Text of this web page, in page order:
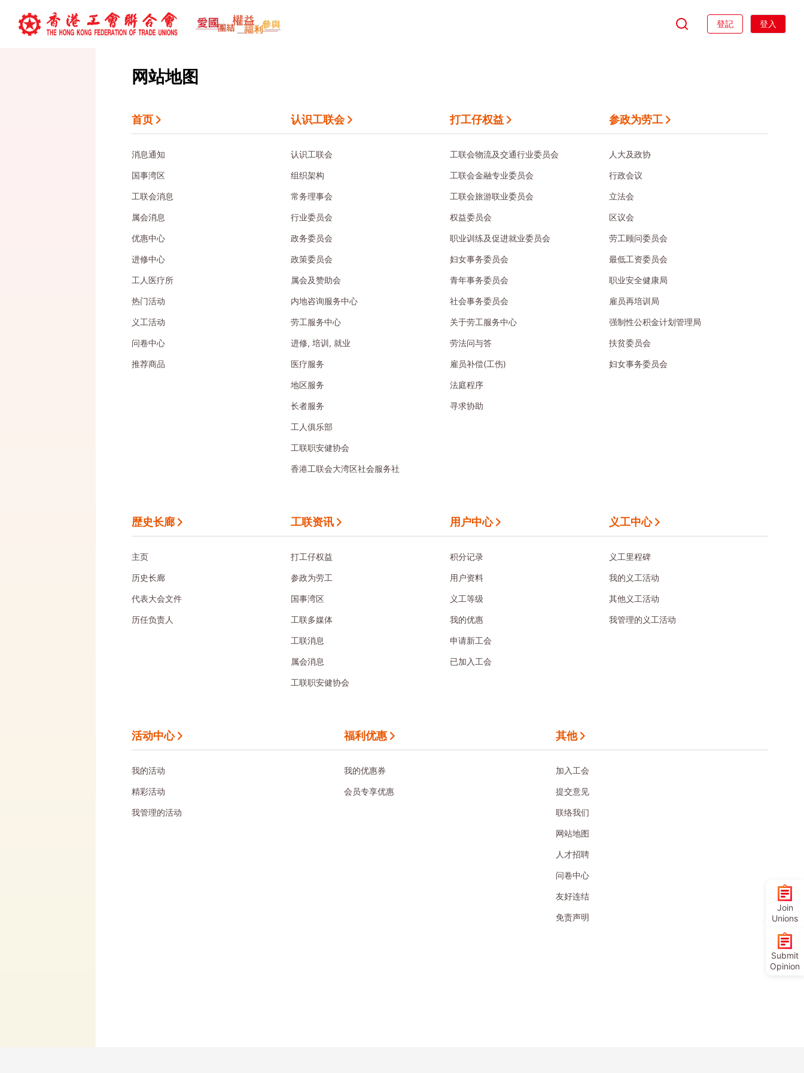
登記 登入
网站地图
首页
消息通知
国事湾区
工联会消息
属会消息
优惠中心
进修中心
工人医疗所
热门活动
义工活动
问卷中心
推荐商品
认识工联会
认识工联会
组织架构
常务理事会
行业委员会
政务委员会
政策委员会
属会及赞助会
内地咨询服务中心
劳工服务中心
进修, 培训, 就业
医疗服务
地区服务
长者服务
工人俱乐部
工联职安健协会
香港工联会大湾区社会服务社
打工仔权益
工联会物流及交通行业委员会
工联会金融专业委员会
工联会旅游联业委员会
权益委员会
职业训练及促进就业委员会
妇女事务委员会
青年事务委员会
社会事务委员会
关于劳工服务中心
劳法问与答
雇员补偿(工伤)
法庭程序
寻求协助
参政为劳工
人大及政协
行政会议
立法会
区议会
劳工顾问委员会
最低工资委员会
职业安全健康局
雇员再培训局
强制性公积金计划管理局
扶贫委员会
妇女事务委员会
歴史长廊
主页
历史长廊
代表大会文件
历任负责人
工联资讯
打工仔权益
参政为劳工
国事湾区
工联多媒体
工联消息
属会消息
工联职安健协会
用户中心
积分记录
用户资料
义工等级
我的优惠
申请新工会
已加入工会
义工中心
义工里程碑
我的义工活动
其他义工活动
我管理的义工活动
活动中心
我的活动
精彩活动
我管理的活动
福利优惠
我的优惠券
会员专享优惠
其他
加入工会
提交意见
联络我们
网站地图
人才招聘
问卷中心
友好连结
免责声明
Join
Unions
Submit
Opinion